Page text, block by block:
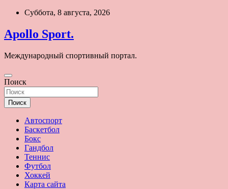
Перейти
содержимому
Суббота, 8 августа, 2026
Apollo Sport.
Международный спортивный портал.
Поиск
Поиск
Автоспорт
Баскетбол
Бокс
Гандбол
Теннис
Футбол
Хоккей
Карта сайта